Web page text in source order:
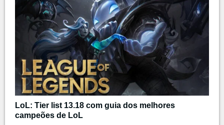
LoL: Tier list 13.18 com guia dos melhores
campeões de LoL